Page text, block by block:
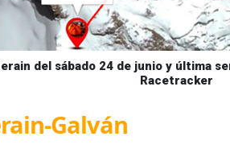
del sábado 24 de junio y última
Racetracker
Galván